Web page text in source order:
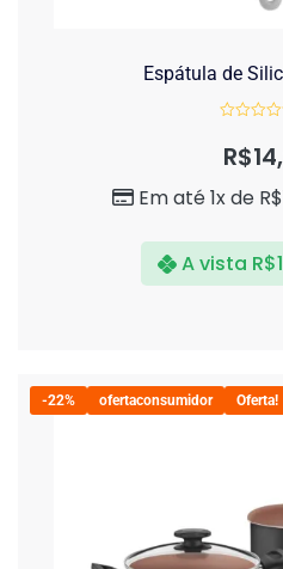
Espátula de
de
R$
Em até 1x de R$
A vista R$
-22% ofertaconsumidor Oferta!